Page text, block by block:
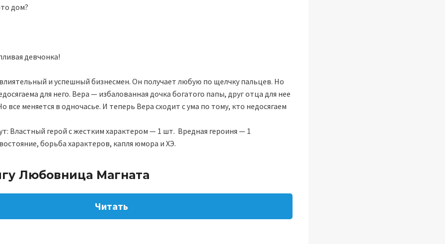
дом?
девчонка!
и успешный бизнесмен. Он получает любую по щелчку пальцев. Но
для него. Вера — избалованная дочка богатого папы, друг отца для нее
все меняется в одночасье. И теперь Вера сходит с ума по тому, кто недосягаем
Властный герой с жестким характером — 1 шт. Вредная героиня — 1
борьба характеров, капля юмора и ХЭ.
Любовница Магната
Читать